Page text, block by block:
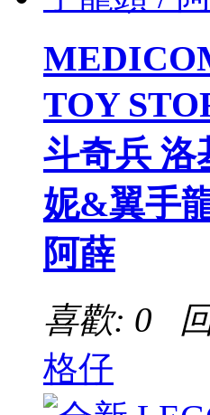
TOY
斗奇兵 洛
妮&翼手
阿薛
喜歡: 0
格仔